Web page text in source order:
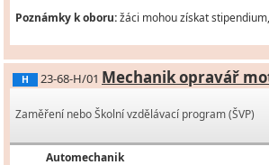
Poznámky k oboru:žáci mohou získat
H 23-68-H/01 Mechanik opravář
Zaměření nebo Školní vzdělávací program (ŠVP)
Automechanik